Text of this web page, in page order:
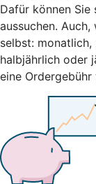
Dafür können Sie
aussuchen.
selbst:
halbjährlich oder
eine